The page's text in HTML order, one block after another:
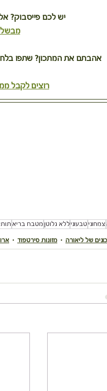
יש לכם פייסבוק?
אהבתם את המתכון? שתפו
רוצים לקבל
צמחוני טבעוניללא גלוטן מטבח בריא
של ליאורה מזונות סירטפוד